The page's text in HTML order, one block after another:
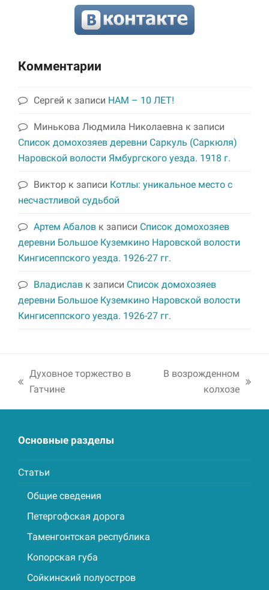
Комментарии
Сергей к записи НАМ – 10 ЛЕТ!
Минькова Людмила Николаевна к записи
Список домохозяев деревни Саркуль (Саркюля)
Наровской волости Ямбургского уезда. 1918 г.
Виктор к записи Котлы: уникальное место с
несчастливой судьбой
Артем Абалов к записи Список домохозяев
деревни Большое Куземкино Наровской волости
Кингисеппского уезда. 1926-27 гг.
Владислав к записи Список домохозяев
деревни Большое Куземкино Наровской волости
Кингисеппского уезда. 1926-27 гг.
previous
Духовное торжество в
Гатчине
В возрожденном
колхозе
Основные разделы
Статьи
Общие сведения
Петергофская дорога
Таменгонтская республика
Копорская губа
Сойкинский полуостров